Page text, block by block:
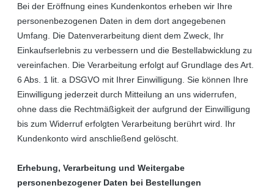
Bei der Eröffnung eines Kundenkontos erheben wir Ihre
personenbezogenen Daten in dem dort angegebenen
Umfang. Die Datenverarbeitung dient dem Zweck, Ihr
Einkaufserlebnis zu verbessern und die Bestellabwicklung zu
vereinfachen. Die Verarbeitung erfolgt auf Grundlage des Art.
6 Abs. 1 lit. a DSGVO mit Ihrer Einwilligung. Sie können Ihre
Einwilligung jederzeit durch Mitteilung an uns widerrufen,
ohne dass die Rechtmäßigkeit der aufgrund der Einwilligung
bis zum Widerruf erfolgten Verarbeitung berührt wird. Ihr
Kundenkonto wird anschließend gelöscht.
Erhebung, Verarbeitung und Weitergabe
personenbezogener Daten bei Bestellungen